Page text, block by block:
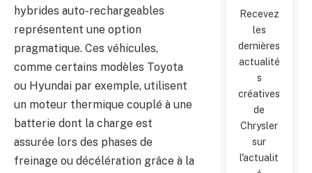
hybrides auto-rechargeables
représentent une option
pragmatique. Ces véhicules,
comme certains modèles Toyota
ou Hyundai par exemple, utilisent
un moteur thermique couplé à une
batterie dont la charge est
assurée lors des phases de
freinage ou décélération grâce à la
Recevez
les
dernières
actualité
s
créatives
de
Chrysler
sur
l'actualit